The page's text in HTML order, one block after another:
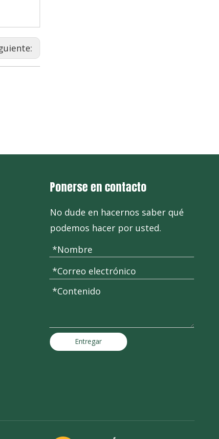
Ponerse en contacto
No dude en hacernos saber qué
podemos hacer por usted.
Entregar